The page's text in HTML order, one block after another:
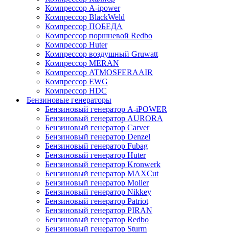
Компрессор A-ipower
Компрессор BlackWeld
Компрессор ПОБЕДА
Компрессор поршневой Redbo
Компрессор Huter
Компрессор воздушный Gruwatt
Компрессор MERAN
Компрессор ATMOSFERAAIR
Компрессор EWG
Компрессор HDC
Бензиновые генераторы
Бензиновый генератор A-iPOWER
Бензиновый генератор AURORA
Бензиновый генератор Carver
Бензиновый генератор Denzel
Бензиновый генератор Fubag
Бензиновый генератор Huter
Бензиновый генератор Kronwerk
Бензиновый генератор MAXCut
Бензиновый генератор Moller
Бензиновый генератор Nikkey
Бензиновый генератор Patriot
Бензиновый генератор PIRAN
Бензиновый генератор Redbo
Бензиновый генератор Sturm